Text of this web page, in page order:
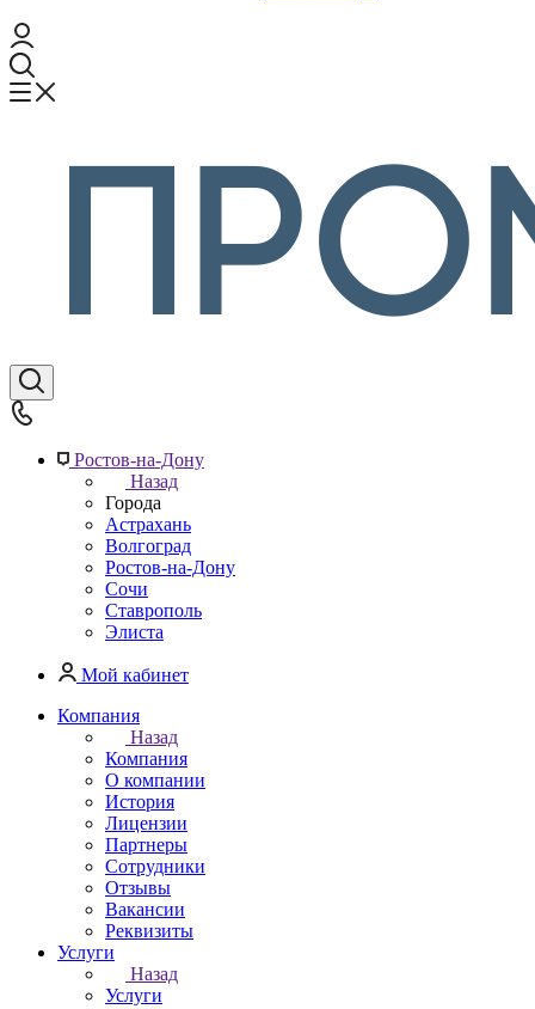
Ростов-на-Дону
Назад
Города
Астрахань
Волгоград
Ростов-на-Дону
Сочи
Ставрополь
Элиста
Мой кабинет
Компания
Назад
Компания
О компании
История
Лицензии
Партнеры
Сотрудники
Отзывы
Вакансии
Реквизиты
Услуги
Назад
Услуги